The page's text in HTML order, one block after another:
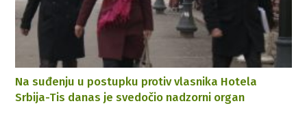
Na suđenju u postupku protiv vlasnika Hotela
Srbija-Tis danas je svedočio nadzorni organ